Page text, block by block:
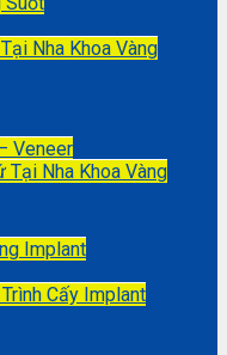
Nha Khoa Vàng
Veneer
Tại Nha Khoa Vàng
Implant
Cấy Implant